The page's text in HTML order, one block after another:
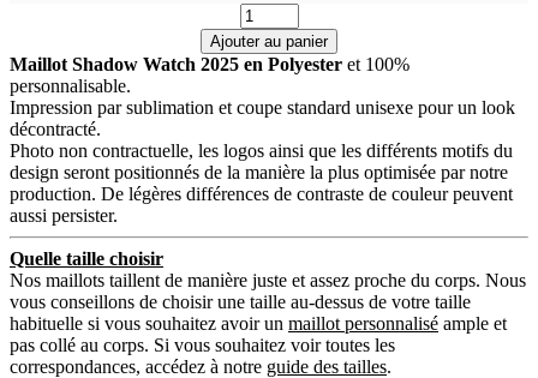
Maillot
Shadow
Watch
2025
quantity
Ajouter au panier
Maillot Shadow Watch 2025 en Polyester et 100%
personnalisable.
Impression par sublimation et coupe standard unisexe pour un look
décontracté.
Photo non contractuelle, les logos ainsi que les différents motifs du
design seront positionnés de la manière la plus optimisée par notre
production. De légères différences de contraste de couleur peuvent
aussi persister.
Quelle taille choisir
Nos maillots taillent de manière juste et assez proche du corps. Nous
vous conseillons de choisir une taille au-dessus de votre taille
habituelle si vous souhaitez avoir un maillot personnalisé ample et
pas collé au corps. Si vous souhaitez voir toutes les
correspondances, accédez à notre guide des tailles.